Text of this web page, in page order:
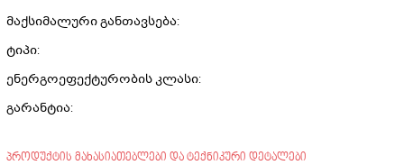
მაქსიმალური განთავსება:
ტიპი:
ენერგოეფექტურობის კლასი:
გარანტია:
პროდუქტის მახასიათებლები და ტექნიკური დეტალები